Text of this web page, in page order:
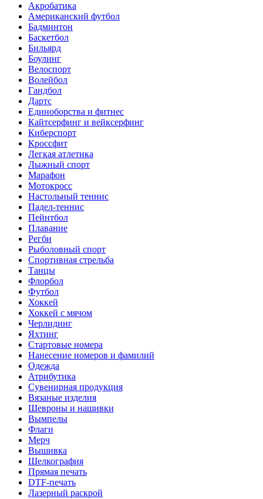
Акробатика
Американский футбол
Бадминтон
Баскетбол
Бильярд
Боулинг
Велоспорт
Волейбол
Гандбол
Дартс
Единоборства и фитнес
Кайтсерфинг и вейксерфинг
Киберспорт
Кроссфит
Легкая атлетика
Лыжный спорт
Марафон
Мотокросс
Настольный теннис
Падел-теннис
Пейнтбол
Плавание
Регби
Рыболовный спорт
Спортивная стрельба
Танцы
Флорбол
Футбол
Хоккей
Хоккей с мячом
Черлидинг
Яхтинг
Стартовые номера
Нанесение номеров и фамилий
Одежда
Атрибутика
Сувенирная продукция
Вязаные изделия
Шевроны и нашивки
Вымпелы
Флаги
Мерч
Вышивка
Шелкография
Прямая печать
DTF-печать
Лазерный раскрой